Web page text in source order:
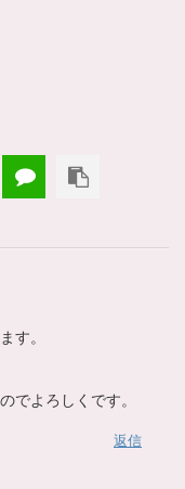
す。
でよろしくです。
返信